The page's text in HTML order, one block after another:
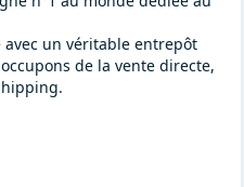
un véritable entrepôt
de la vente directe,